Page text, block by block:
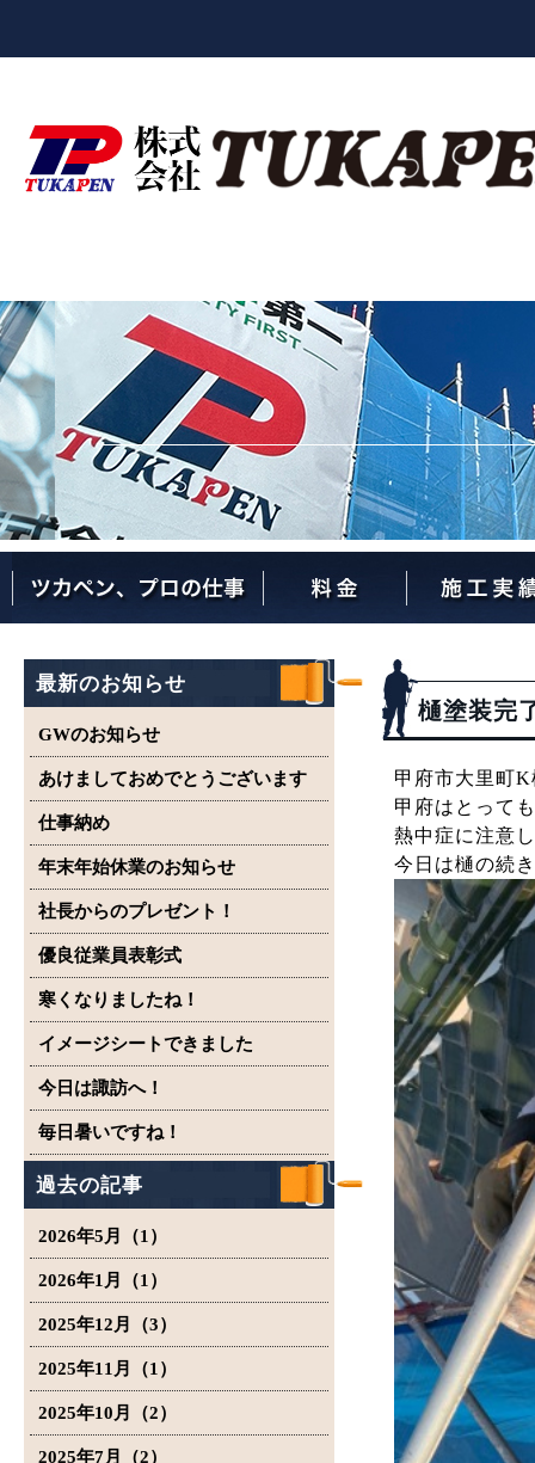
最新のお知らせ
GWのお知らせ
あけましておめでとうございます
仕事納め
年末年始休業のお知らせ
社長からのプレゼント！
優良従業員表彰式
寒くなりましたね！
イメージシートできました
今日は諏訪へ！
毎日暑いですね！
過去の記事
2026年5月（1）
2026年1月（1）
2025年12月（3）
2025年11月（1）
2025年10月（2）
2025年7月（2）
樋塗装完
甲府市大里町
甲府はとって
熱中症に注意
今日は樋の続